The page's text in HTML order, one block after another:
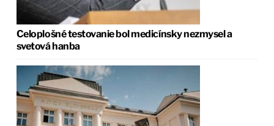
Celoplošné testovanie bol medicínsky nezmysel a
svetová hanba